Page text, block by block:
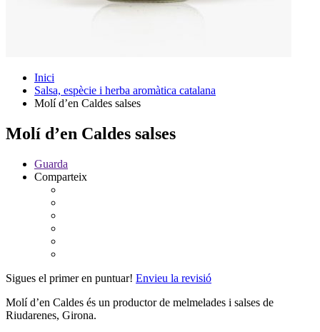
Inici
Salsa, espècie i herba aromàtica catalana
Molí d’en Caldes salses
Molí d’en Caldes salses
Guarda
Comparteix
Sigues el primer en puntuar! Envieu la revisió
Molí d’en Caldes és un productor de melmelades i salses de
Riudarenes, Girona.